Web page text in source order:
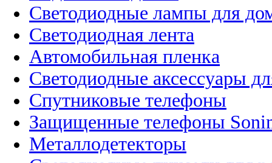
Светодиодные лампы для
Светодиодная лента
Автомобильная пленка
Светодиодные аксессуары
Спутниковые телефоны
Защищенные телефоны
Металлодетекторы